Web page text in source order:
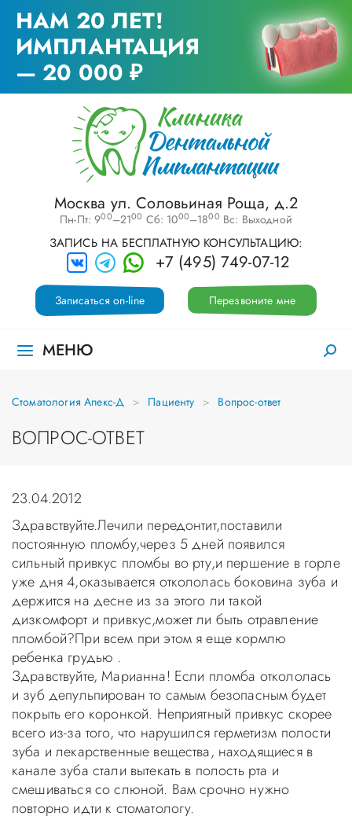
НАМ 20 ЛЕТ!
ИМПЛАНТАЦИЯ
— 20 000 ₽
Москва ул. Соловьиная Роща, д.2
Пн-Пт: 900–2100 Сб: 1000–1800 Вс: Выходной
ЗАПИСЬ НА БЕСПЛАТНУЮ КОНСУЛЬТАЦИЮ:
+7 (495) 749-07-12
Перезвоните мне
Записаться on-line
МЕНЮ
Стоматология Апекс-Д Пациенту Вопрос-ответ
ВОПРОС-ОТВЕТ
23.04.2012
Здравствуйте.Лечили передонтит,поставили
постоянную пломбу,через 5 дней появился
сильный привкус пломбы во рту,и першение в горле
уже дня 4,оказывается откололась боковина зуба и
держится на десне из за этого ли такой
дизкомфорт и привкус,может ли быть отравление
пломбой?При всем при этом я еще кормлю
ребенка грудью .
Здравствуйте, Марианна! Если пломба откололась
и зуб депульпирован то самым безопасным будет
покрыть его коронкой. Неприятный привкус скорее
всего из-за того, что нарушился герметизм полости
зуба и лекарственные вещества, находящиеся в
канале зуба стали вытекать в полость рта и
смешиваться со слюной. Вам срочно нужно
повторно идти к стоматологу.